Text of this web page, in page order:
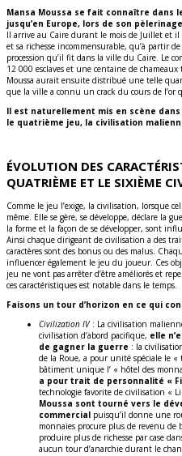
Mansa Moussa se fait connaître dans
jusqu’en Europe, lors de son
Il arrive au Caire durant le mois de Juillet et
et sa richesse incommensurable, qu’à partir
procession qu’il fit dans la ville du Caire. Le
12 000 esclaves et une centaine de
Moussa aurait ensuite distribué une telle
que la ville a connu un crack du cours de l’or
Il est naturellement mis en scène
le quatrième jeu, la civilisation
ÉVOLUTION DES
QUATRIÈME ET LE SIXIÈME
Comme le jeu l’exige, la civilisation, lorsque
même. Elle se gère, se développe, déclare la
la forme et la façon de se développer, sont
Ainsi chaque dirigeant de civilisation a des
caractères sont des bonus ou des malus.
influencer également le jeu du joueur. Ces
jeu ne vont pas arrêter d’être améliorés et
ces caractéristiques est notable dans le temps.
Faisons un tour d’horizon en ce qui
Civilization IV: La civilisation
civilisation d’abord pacifique, elle
de gagner la guerre : la
de la Roue, a pour unité spéciale le
bâtiment unique l’ « hôtel des
a pour trait de personnalité «
technologie favorite de civilisation «
Moussa sont tourné vers le
commercial puisqu’il donne une
monnaies procure plus de revenu de
produire plus de richesse par case
aucun tour d’anarchie durant le